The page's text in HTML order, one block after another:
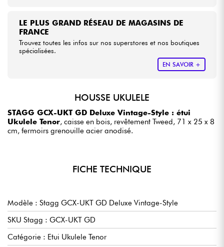
LE PLUS GRAND RÉSEAU DE MAGASINS DE
FRANCE
Trouvez toutes les infos sur nos superstores et nos boutiques
spécialisées.
EN SAVOIR +
HOUSSE UKULELE
STAGG GCX-UKT GD Deluxe Vintage-Style : étui
Ukulele Tenor, caisse en bois, revêtement Tweed, 71 x 25 x 8
cm, fermoirs grenouille acier anodisé.
FICHE TECHNIQUE
Modèle : Stagg GCX-UKT GD Deluxe Vintage-Style
SKU Stagg : GCX-UKT GD
Catégorie : Etui Ukulele Tenor